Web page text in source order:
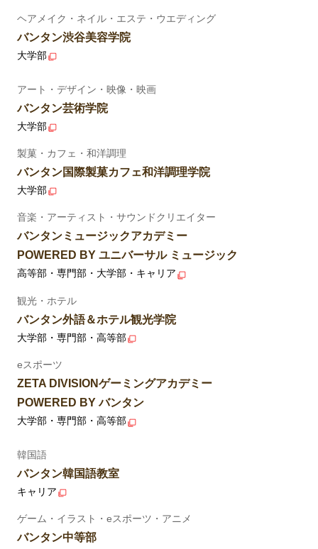
ヘアメイク・ネイル・エステ・ウエディング
バンタン渋谷美容学院
大学部
アート・デザイン・映像・映画
バンタン芸術学院
大学部
製菓・カフェ・和洋調理
バンタン国際製菓カフェ和洋調理学院
大学部
音楽・アーティスト・サウンドクリエイター
バンタンミュージックアカデミー
POWERED BY ユニバーサル ミュージック
高等部・専門部・大学部・キャリア
観光・ホテル
バンタン外語＆ホテル観光学院
大学部・専門部・高等部
eスポーツ
ZETA DIVISIONゲーミングアカデミー
POWERED BY バンタン
大学部・専門部・高等部
韓国語
バンタン韓国語教室
キャリア
ゲーム・イラスト・eスポーツ・アニメ
バンタン中等部